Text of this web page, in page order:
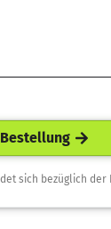
sich bezüglich der